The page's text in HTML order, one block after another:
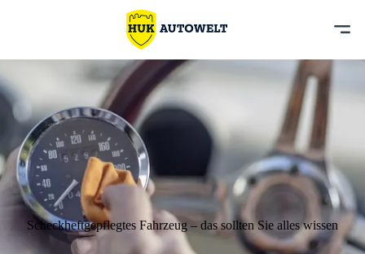
Scheckheftgepflegtes Fahrzeug – das sollten Sie alles wissen